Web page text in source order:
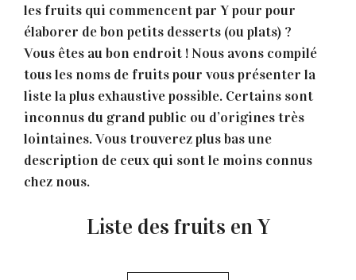
les fruits qui commencent par Y pour pour
élaborer de bon petits desserts (ou plats) ?
Vous êtes au bon endroit ! Nous avons compilé
tous les noms de fruits pour vous présenter la
liste la plus exhaustive possible. Certains sont
inconnus du grand public ou d’origines très
lointaines. Vous trouverez plus bas une
description de ceux qui sont le moins connus
chez nous.
Liste des fruits en Y